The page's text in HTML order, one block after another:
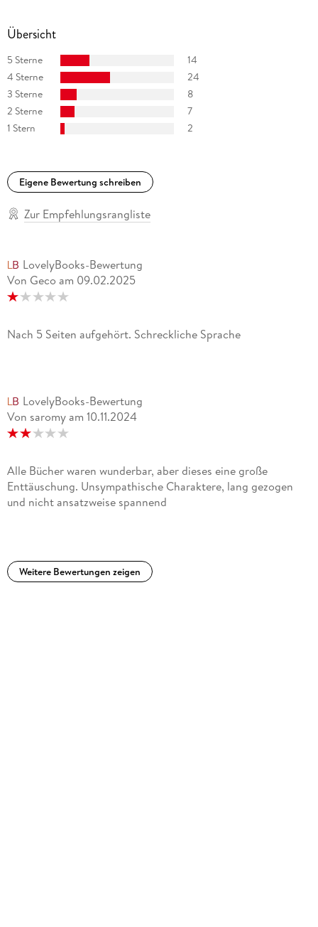
Übersicht
5 Sterne
14
4 Sterne
24
3 Sterne
8
2 Sterne
7
1 Stern
2
Eigene Bewertung schreiben
Zur Empfehlungsrangliste
LovelyBooks-Bewertung
Von Geco am 09.02.2025
Nach 5 Seiten aufgehört. Schreckliche Sprache
LovelyBooks-Bewertung
Von saromy am 10.11.2024
Alle Bücher waren wunderbar, aber dieses eine große
Enttäuschung. Unsympathische Charaktere, lang gezogen
und nicht ansatzweise spannend
Weitere Bewertungen zeigen